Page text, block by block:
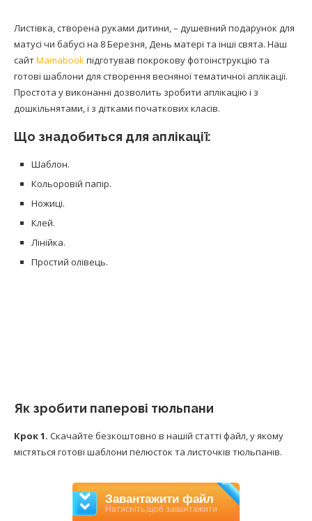
Листівка, створена руками дитини, – душевний подарунок для
матусі чи бабусі на 8 Березня, День матері та інші свята. Наш
сайтMamabook підготував покрокову фотоінструкцію та
готові шаблони для створення весняної тематичної аплікації.
Простота у виконанні дозволить зробити аплікацію і з
дошкільнятами, і з дітками початкових класів.
Що знадобиться для аплікації:
Шаблон.
Кольоровій папір.
Ножиці.
Клей.
Лінійка.
Простий олівець.
Як зробити паперові тюльпани
Крок 1. Скачайте безкоштовно в нашій статті файл, у якому
містяться готові шаблони пелюсток та листочків тюльпанів.
Завантажити файл
Натисніть,щоб завантажити
PDF